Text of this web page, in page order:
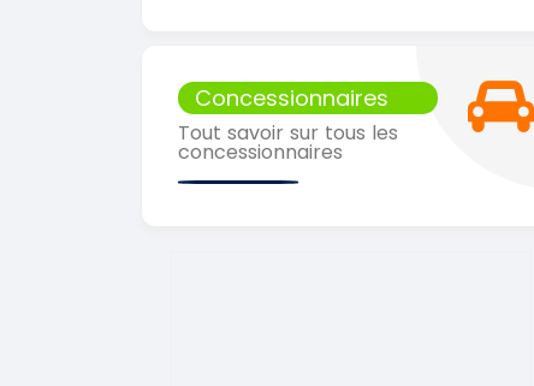
Concessionnaires
Tout savoir sur tous les
concessionnaires